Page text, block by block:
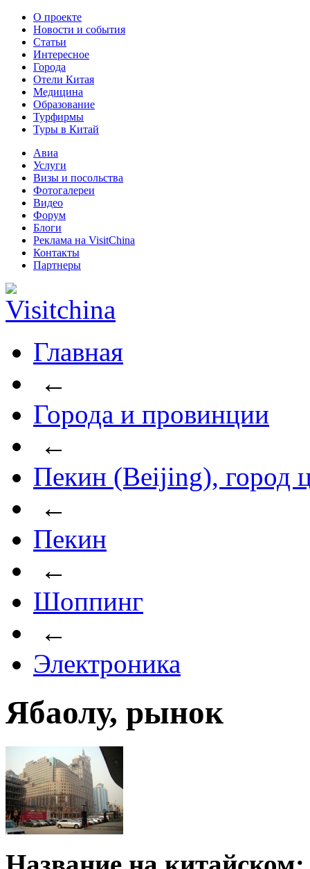
О проекте
Новости и события
Статьи
Интересное
Города
Отели Китая
Медицина
Образование
Турфирмы
Туры в Китай
Авиа
Услуги
Визы и посольства
Фотогалереи
Видео
Форум
Блоги
Реклама на VisitChina
Контакты
Партнеры
Главная
←
Города и провинции
←
Пекин (Beijing), город
←
Пекин
←
Шоппинг
←
Электроника
Ябаолу, рынок